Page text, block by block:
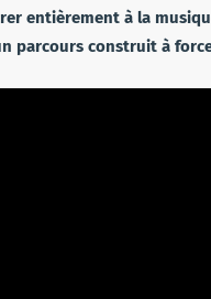
entièrement à la
parcours construit à